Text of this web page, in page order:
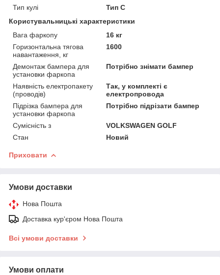
Тип кулі
Тип C
Користувальницькі характеристики
Вага фаркопу
16 кг
Горизонтальна тягова
навантаження, кг
1600
Демонтаж бампера для
установки фаркопа
Потрібно знімати бампер
Наявність електропакету
(проводів)
Так, у комплекті є
електропровода
Підрізка бампера для
установки фаркопа
Потрібно підрізати бампер
Сумісність з
VOLKSWAGEN GOLF
Стан
Новий
Приховати
Умови доставки
Нова Пошта
Доставка кур'єром Нова Пошта
Всі умови доставки
Умови оплати